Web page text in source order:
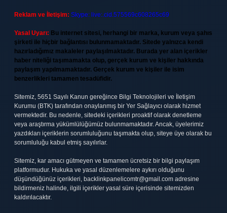
Reklam ve İletişim: Skype: live:.cid.575569c608265c69
Yasal Uyarı: Bu internet sitesi, herhangi bir marka, kurum veya şahıs
şirketi ile hiçbir bağlantısı bulunmamaktadır. Sitede yalnızca kendi
hazırladığımız makaleler paylaşılmaktadır. Burada yer alan içerikler
haber niteliği taşımamakta olup, gerçek kurum ve kişiler hakkında
paylaşım yapılmamaktadır. Gerçek kurum ve kişiler ile isim
benzerlikleri tamamen tesadüfidir.
Sitemiz, 5651 Sayılı Kanun gereğince Bilgi Teknolojileri ve İletişim
Kurumu (BTK) tarafından onaylanmış bir Yer Sağlayıcı olarak hizmet
vermektedir. Bu nedenle, sitedeki içerikleri proaktif olarak denetleme
veya araştırma yükümlülüğümüz bulunmamaktadır. Ancak, üyelerimiz
yazdıkları içeriklerin sorumluluğunu taşımakta olup, siteye üye olarak bu
sorumluluğu kabul etmiş sayılırlar.
Sitemiz, kar amacı gütmeyen ve tamamen ücretsiz bir bilgi paylaşım
platformudur. Hukuka ve yasal düzenlemelere aykırı olduğunu
düşündüğünüz içerikleri, backlinkpanelicomtr@gmail.com adresine
bildirmeniz halinde, ilgili içerikler yasal süre içerisinde sitemizden
kaldırılacaktır.